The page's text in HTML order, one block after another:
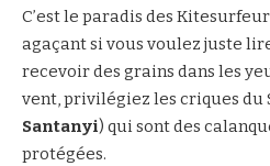
C’est le paradis des
agaçant si vous voulez juste
recevoir des grains dans les
vent, privilégiez les criques du
Santanyi) qui sont des
protégées.